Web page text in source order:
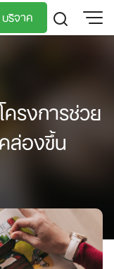
บริจาค
รงการช่วย
ล่องขึ้น